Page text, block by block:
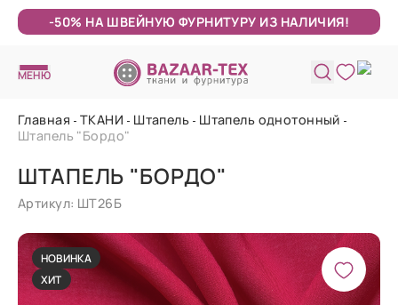
-50% НА ШВЕЙНУЮ ФУРНИТУРУ ИЗ НАЛИЧИЯ!
МЕНЮ
Главная ТКАНИ Штапель
Штапель однотонный
Штапель "Бордо"
ШТАПЕЛЬ "БОРДО"
Артикул: ШТ26Б
НОВИНКА
ХИТ